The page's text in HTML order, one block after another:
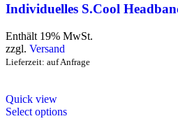
Individuelles S.Cool
Enthält 19% MwSt.
zzgl. Versand
Lieferzeit: auf Anfrage
Quick view
Select options